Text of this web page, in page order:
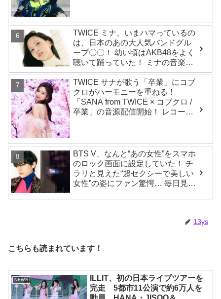
TWICE ミナ、いまハマっているの
は、日本のあの大人気バンドグル
ープ〇〇！ 幼い頃はAKB48をよく
聴いて踊っていた！ ミナの音楽の
趣味が明らかに
TWICE サナが歌う「卒業」にコブ
クロがハーモニーを重ねる！
「SANA from TWICE × コブクロ /
卒業」の音源配信開始！ レコーデ
BTS V、なんと“あの女性”をスマホ
のロック画面に設定していた！ チ
ラリと見えた“超セクシーで美しい
女性”の姿にファン驚愕… 毎日見る
13ys
こちらも読まれています！
NEWS
ILLIT、初の日本ライブツアーを
完走 5都市11公演で約6万人を